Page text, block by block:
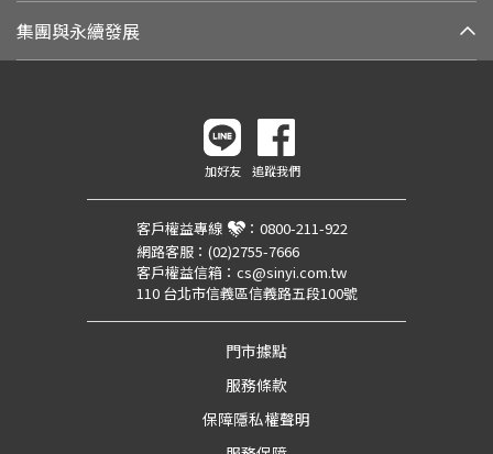
集團與永續發展
加好友 追蹤我們
客戶權益專線 ： 0800-211-922
網路客服： (02)2755-7666
客戶權益信箱： cs@sinyi.com.tw
110 台北市信義區信義路五段100號
門市據點
服務條款
保障隱私權聲明